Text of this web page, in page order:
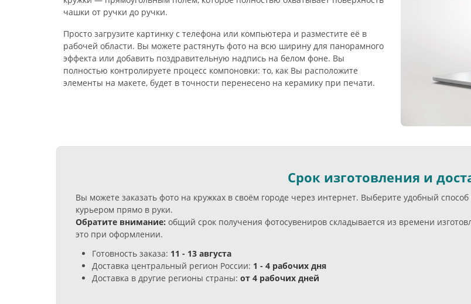
чашки от ручки до ручки.
Просто загрузите картинку с телефона или компьютера и разместите её в
рабочей области. Вы можете растянуть фото на всю ширину для панорамного
эффекта или добавить поздравительную надпись на белом фоне. Вы
полностью контролируете процесс компоновки: то, как Вы расположите
элементы на макете, будет в точности перенесено на керамику при печати.
Срок изготовления и
Вы можете заказать фото на кружках в своём городе через интернет. Выберите удобный
курьером прямо в руки.
Обратите внимание: общий срок получения фотосувениров складывается из времени
это при оформлении.
Готовность заказа: 11 - 13 августа
Доставка центральный регион России: 1 - 4 рабочих дня
Доставка в другие регионы страны: от 4 рабочих дней